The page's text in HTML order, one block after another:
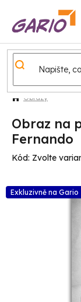
obsah
Obrazy
Obraz na
Fernando
Kód: Zvolte
Exkluzivně na Gario